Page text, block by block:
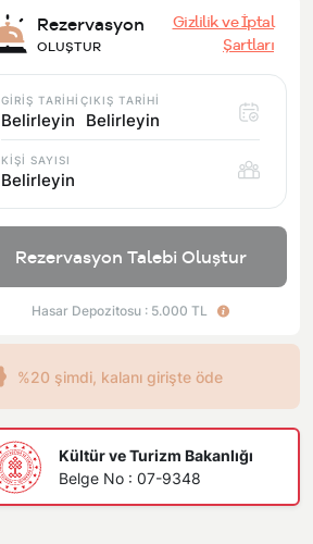
Rezervasyon
OLUŞTUR
Gizlilik ve İptal
Şartları
GİRİŞ TARİHİ
Belirleyin
ÇIKIŞ TARİHİ
Belirleyin
KİŞİ SAYISI
Belirleyin
Rezervasyon Talebi Oluştur
Hasar Depozitosu : 5.000 TL
%20 şimdi, kalanı girişte öde
Kültür ve Turizm Bakanlığı
Belge No : 07-9348